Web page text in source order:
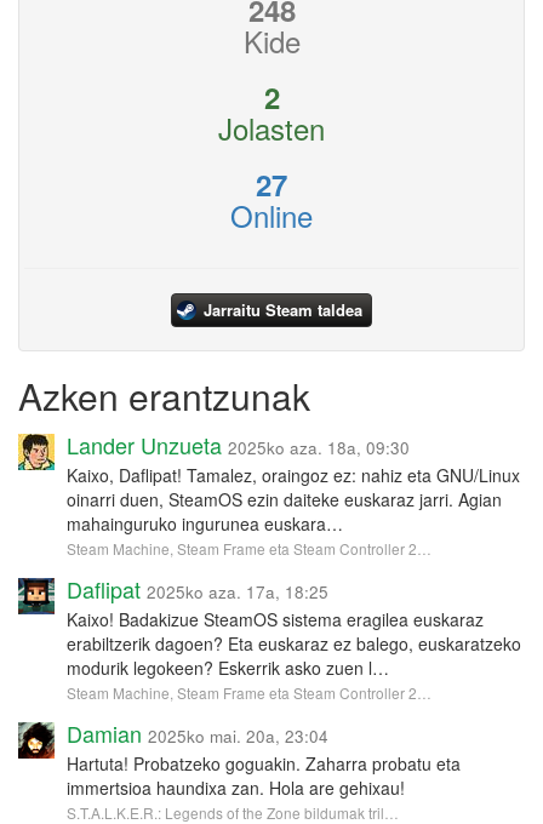
248
Kide
2
Jolasten
27
Online
Jarraitu Steam taldea
Azken erantzunak
Lander Unzueta 2025ko aza. 18a, 09:30
Kaixo, Daflipat! Tamalez, oraingoz ez: nahiz eta GNU/Linux
oinarri duen, SteamOS ezin daiteke euskaraz jarri. Agian
mahainguruko ingurunea euskara…
Steam Machine, Steam Frame eta Steam Controller 2…
Daflipat 2025ko aza. 17a, 18:25
Kaixo! Badakizue SteamOS sistema eragilea euskaraz
erabiltzerik dagoen? Eta euskaraz ez balego, euskaratzeko
modurik legokeen? Eskerrik asko zuen l…
Steam Machine, Steam Frame eta Steam Controller 2…
Damian 2025ko mai. 20a, 23:04
Hartuta! Probatzeko goguakin. Zaharra probatu eta
immertsioa haundixa zan. Hola are gehixau!
S.T.A.L.K.E.R.: Legends of the Zone bildumak tril…